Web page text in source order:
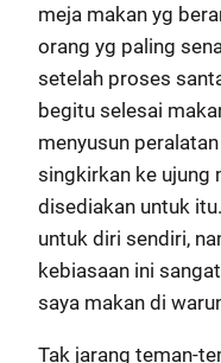
meja makan yg
orang yg paling
setelah proses
begitu selesai
menyusun
singkirkan ke ujung
disediakan untuk
untuk diri sendiri,
kebiasaan ini
saya makan di
Tak jarang teman-